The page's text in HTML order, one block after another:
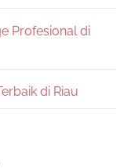
Profesional di
di Riau